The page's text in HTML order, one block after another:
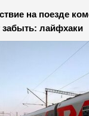
на поезде
забыть: лайфхаки